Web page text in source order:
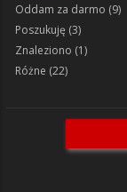
Oddam za darmo (9)
Poszukuję (3)
Znaleziono (1)
Różne (22)